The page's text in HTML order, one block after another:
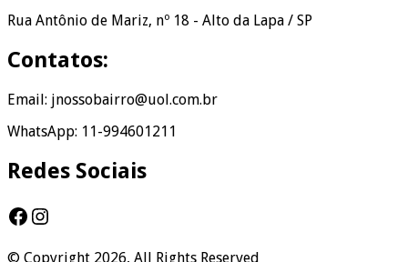
Rua Antônio de Mariz, nº 18 - Alto da Lapa / SP
Contatos:
Email: jnossobairro@uol.com.br
WhatsApp: 11-994601211
Redes Sociais
Facebook
Instagram
© Copyright 2026, All Rights Reserved